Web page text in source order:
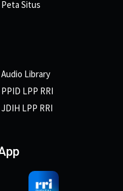
Peta Situs
Audio Library
PPID LPP RRI
JDIH LPP RRI